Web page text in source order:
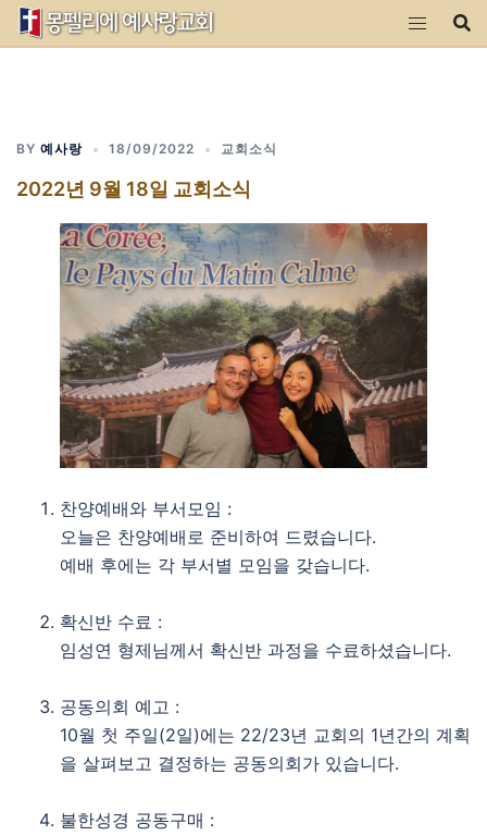
Skip
BY 예사랑 18/09/2022 교회소식
2022년 9월 18일 교회소식
찬양예배와 부서모임 :
오늘은 찬양예배로 준비하여 드렸습니다.
예배 후에는 각 부서별 모임을 갖습니다.
확신반 수료 :
임성연 형제님께서 확신반 과정을 수료하셨습니다.
공동의회 예고 :
10월 첫 주일(2일)에는 22/23년 교회의 1년간의 계획
을 살펴보고 결정하는 공동의회가 있습니다.
불한성경 공동구매 :